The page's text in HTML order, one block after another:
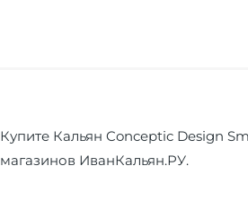
Купите Кальян Conceptic Design
магазинов ИванКальян.РУ.